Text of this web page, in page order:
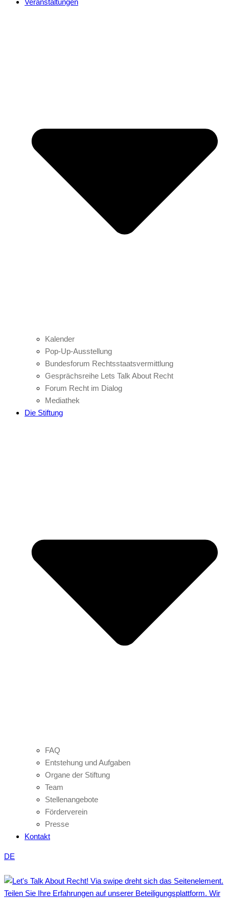
Veranstaltungen
Kalender
Pop-Up-Ausstellung
Bundesforum Rechtsstaatsvermittlung
Gesprächsreihe Lets Talk About Recht
Forum Recht im Dialog
Mediathek
Die Stiftung
FAQ
Entstehung und Aufgaben
Organe der Stiftung
Team
Stellenangebote
Förderverein
Presse
Kontakt
DE
Teilen Sie Ihre Erfahrungen auf unserer Beteiligungsplattform. Wir